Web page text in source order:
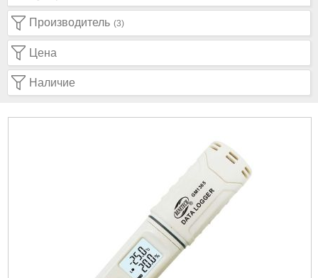
Производитель (3)
Цена
Наличие